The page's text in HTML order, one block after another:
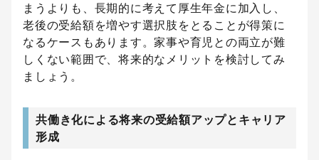
まうよりも、長期的に考えて厚生年金に加入し、
老後の受給額を増やす選択肢をとることが得策に
なるケースもあります。家事や育児との両立が難
しくない範囲で、将来的なメリットを検討してみ
ましょう。
共働き化による将来の受給額アップとキャリア
形成